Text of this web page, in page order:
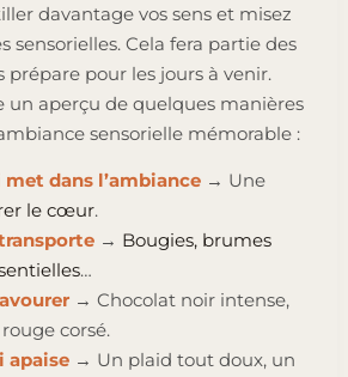
davantage vos sens et misez
sensorielles. Cela fera partie des
prépare pour les jours à venir.
un aperçu de quelques manières
sensorielle mémorable :
dans l’ambiance → Une
le cœur.
→ Bougies, brumes
…
→ Chocolat noir intense,
corsé.
apaise → Un plaid tout doux, un